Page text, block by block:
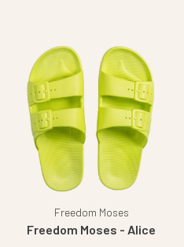
Freedom Moses
Freedom Moses - Alice